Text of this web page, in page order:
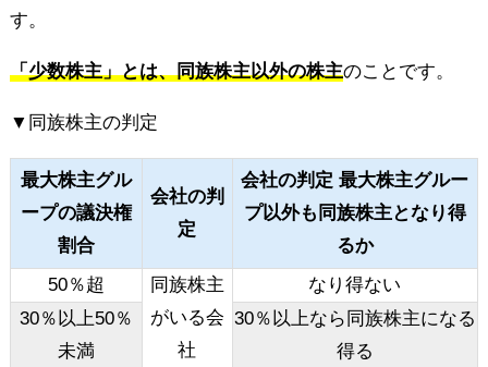
す。
「少数株主」とは、同族株主以外の株主のことです。
▼同族株主の判定
最大株主グル
ープの議決権
割合
会社の判
定
会社の判定 最大株主グルー
プ以外も同族株主となり得
るか
50％超
同族株主
がいる会
社
なり得ない
30％以上50％
未満
30％以上なら同族株主になる
得る